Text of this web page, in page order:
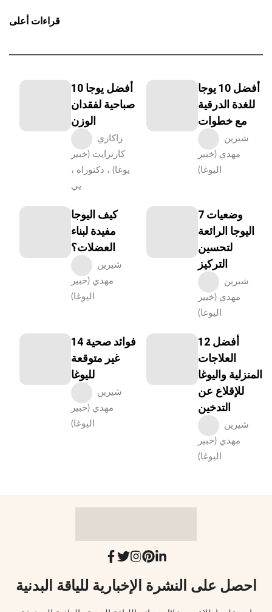
قراءات أعلى
10 أفضل يوجا
صباحية لفقدان
الوزن
زاكاري
كارترايت (خبير
يوغا) ، دكتوراه ،
يي
أفضل 10 يوجا
للغدة الدرقية
مع خطوات
شيرين
مهدي (خبير
اليوغا)
كيف اليوجا
مفيدة لبناء
العضلات؟
شيرين
مهدي (خبير
اليوغا)
7 وضعيات
اليوجا الرائعة
لتحسين
التركيز
شيرين
مهدي (خبير
اليوغا)
14 فوائد صحية
غير متوقعة
لليوغا
شيرين
مهدي (خبير
اليوغا)
12 أفضل
العلاجات
المنزلية واليوغا
للإقلاع عن
التدخين
شيرين
مهدي (خبير
اليوغا)
احصل على النشرة الإخبارية للياقة البدنية